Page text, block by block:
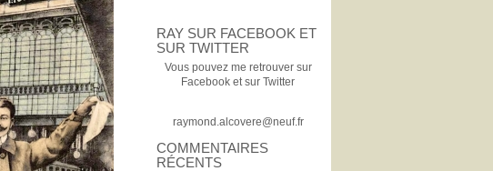
RAY SUR FACEBOOK ET
SUR TWITTER
Vous pouvez me retrouver sur
Facebook et sur Twitter
raymond.alcovere@neuf.fr
COMMENTAIRES
RÉCENTS